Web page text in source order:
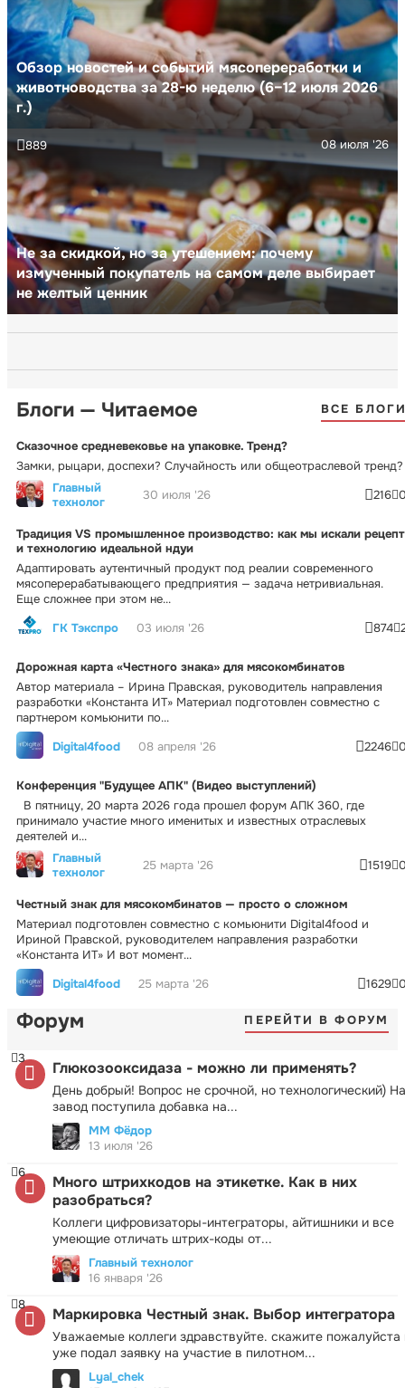
Обзор новостей и событий мясопереработки и
животноводства за 28-ю неделю (6–12 июля 2026
г.)
Не за скидкой, но за утешением: почему
измученный покупатель на самом деле выбирает
не желтый ценник
08 июля '26
889
Блоги — Читаемое ВСЕ
Сказочное средневековье на упаковке. Тренд?
Замки, рыцари, доспехи? Случайность или общеотраслевой тренд?
Главный
технолог
30 июля '26 216
Традиция VS промышленное производство: как мы искали рецепт
и технологию идеальной ндуи
Адаптировать аутентичный продукт под реалии современного
мясоперерабатывающего предприятия — задача нетривиальная.
Еще сложнее при этом не...
ГК Тэкспро
03 июля '26 874
Дорожная карта «Честного знака» для мясокомбинатов
Автор материала – Ирина Правская, руководитель направления
разработки «Константа ИТ» Материал подготовлен совместно с
партнером комьюнити по...
Digital4food
08 апреля '26 2246
Конференция "Будущее АПК" (Видео выступлений)
В пятницу, 20 марта 2026 года прошел форум АПК 360, где
принимало участие много именитых и известных отраслевых
деятелей и...
Главный
технолог
25 марта '26 1519
Честный знак для мясокомбинатов — просто о сложном
Материал подготовлен совместно с комьюнити Digital4food и
Ириной Правской, руководителем направления разработки
«Константа ИТ» И вот момент...
Digital4food
25 марта '26 1629
Форум ПЕРЕЙТИ В ФОРУМ
Глюкозооксидаза - можно ли применять?
День добрый! Вопрос не срочной, но технологический) На
завод поступила добавка на...
3
ММ Фёдор
13 июля '26
Много штрихкодов на этикетке. Как в них
разобраться?
Коллеги цифровизаторы-интеграторы, айтишники и все
умеющие отличать штрих-коды от...
6
Главный технолог
16 января '26
Маркировка Честный знак. Выбор интегратора
Уважаемые коллеги здравствуйте. скажите пожалуйста
уже подал заявку на участие в пилотном...
8
Lyal_chek